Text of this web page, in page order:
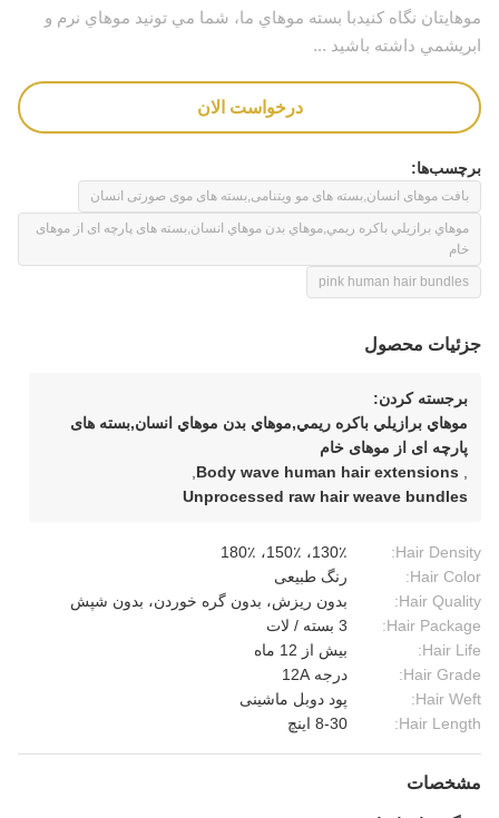
موهایتان نگاه کنیدبا بسته موهاي ما، شما مي تونيد موهاي نرم و
ابريشمي داشته باشيد ...
درخواست الان
برچسب‌ها:
بافت موهای انسان,بسته های مو ویتنامی,بسته های موی صورتی انسان
موهاي برازيلي باکره ريمي,موهاي بدن موهاي انسان,بسته های پارچه ای از موهای
خام
pink human hair bundles
جزئیات محصول
برجسته کردن:
موهاي برازيلي باکره ريمي,موهاي بدن موهاي انسان,بسته های
پارچه ای از موهای خام
Body wave human hair extensions
Unprocessed raw hair weave bundles
Hair Density:
130٪، 150٪، 180٪
Hair Color:
رنگ طبیعی
Hair Quality:
بدون ریزش، بدون گره خوردن، بدون شپش
Hair Package:
3 بسته / لات
Hair Life:
بیش از 12 ماه
Hair Grade:
درجه 12A
Hair Weft:
پود دوبل ماشینی
Hair Length:
8-30 اینچ
مشخصات